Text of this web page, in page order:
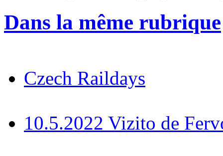
Dans la même rubrique
Czech Raildays
10.5.2022 Vizito de